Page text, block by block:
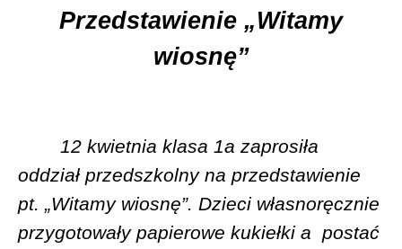
TreśćPrzedstawienie „Witamy
wiosnę”
12 kwietnia klasa 1a zaprosiła
oddział przedszkolny na przedstawienie
pt. „Witamy wiosnę”. Dzieci własnoręcznie
przygotowały papierowe kukiełki a postać